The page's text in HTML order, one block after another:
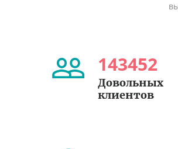
143452
Довольных
клиентов